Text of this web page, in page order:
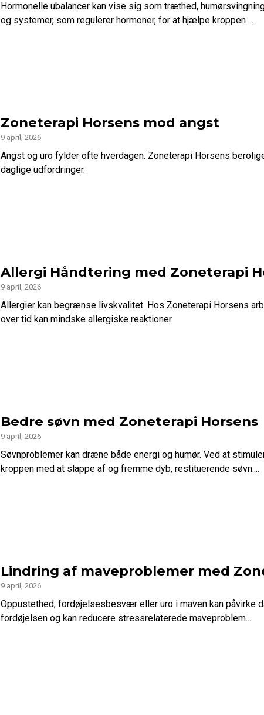
Hormonelle ubalancer kan vise sig som træthed,
og systemer, som regulerer hormoner, for at hjælpe kroppen ...
Zoneterapi Horsens mod angst
9 april, 2026
Angst og uro fylder ofte hverdagen. Zoneterapi Horsens
daglige udfordringer.
Allergi Håndtering med Zoneterapi
9 april, 2026
Allergier kan begrænse livskvalitet. Hos Zoneterapi Horsens
over tid kan mindske allergiske reaktioner.
Bedre søvn med Zoneterapi Horsens
9 april, 2026
Søvnproblemer kan dræne både energi og humør. Ved at
kroppen med at slappe af og fremme dyb, restituerende søvn....
Lindring af maveproblemer med
9 april, 2026
Oppustethed, fordøjelsesbesvær eller uro i maven kan påvirke
fordøjelsen og kan reducere stressrelaterede maveproblem...